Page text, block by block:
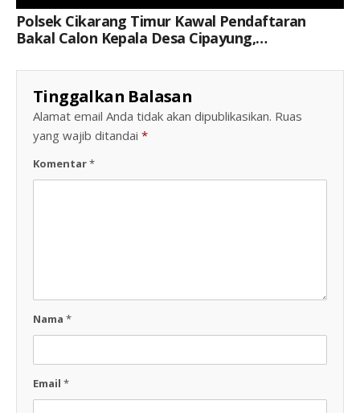
Polsek Cikarang Timur Kawal Pendaftaran
Bakal Calon Kepala Desa Cipayung,
Tinggalkan Balasan
Alamat email Anda tidak akan dipublikasikan. Ruas
yang wajib ditandai *
Komentar*
Nama *
Email *